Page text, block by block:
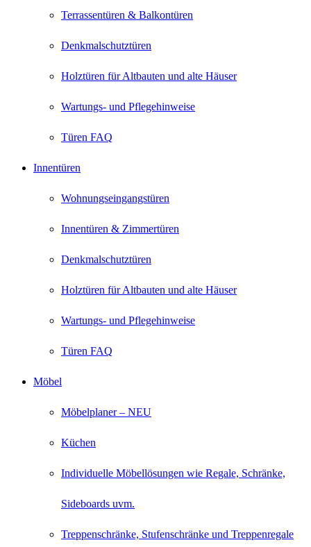
Terrassentüren & Balkontüren
Denkmalschutztüren
Holztüren für Altbauten und alte Häuser
Wartungs- und Pflegehinweise
Türen FAQ
Innentüren
Wohnungseingangstüren
Innentüren & Zimmertüren
Denkmalschutztüren
Holztüren für Altbauten und alte Häuser
Wartungs- und Pflegehinweise
Türen FAQ
Möbel
Möbelplaner – NEU
Küchen
Individuelle Möbellösungen wie Regale, Schränke,
Sideboards uvm.
Treppenschränke, Stufenschränke und Treppenregale